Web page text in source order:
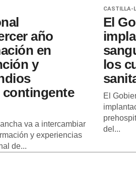
año
en
y
va a intercambiar
y experiencias
de...
CASTILLA-
El
los
El
del...